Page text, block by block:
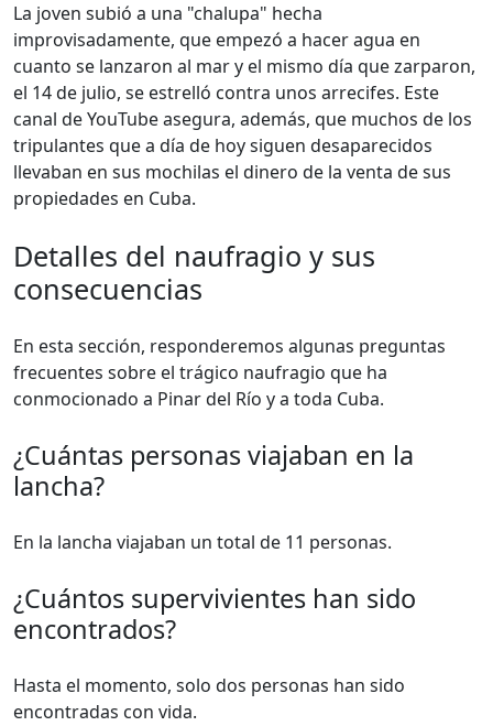
La joven subió a una "chalupa" hecha
improvisadamente, que empezó a hacer agua en
cuanto se lanzaron al mar y el mismo día que zarparon,
el 14 de julio, se estrelló contra unos arrecifes. Este
canal de YouTube asegura, además, que muchos de los
tripulantes que a día de hoy siguen desaparecidos
llevaban en sus mochilas el dinero de la venta de sus
propiedades en Cuba.
Detalles del naufragio y sus
consecuencias
En esta sección, responderemos algunas preguntas
frecuentes sobre el trágico naufragio que ha
conmocionado a Pinar del Río y a toda Cuba.
¿Cuántas personas viajaban en la
lancha?
En la lancha viajaban un total de 11 personas.
¿Cuántos supervivientes han sido
encontrados?
Hasta el momento, solo dos personas han sido
encontradas con vida.